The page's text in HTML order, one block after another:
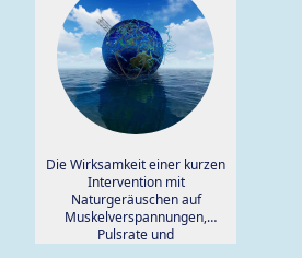
Die Wirksamkeit einer kurzen
Intervention mit
Naturgeräuschen auf
Muskelverspannungen,
Pulsrate und